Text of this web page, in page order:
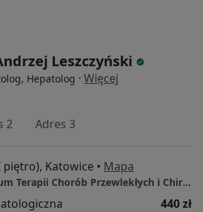
Leszczyński
Hepatolog · Więcej
2 Adres 3
Katowice • Mapa
Mediqpol - Centrum Terapii Chorób Przewlekłych i Chirurgii Wielospecjalistycznej
440 zł